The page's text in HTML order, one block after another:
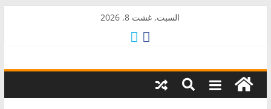
السبت, غشت 8, 2026
AkalPress
منبر